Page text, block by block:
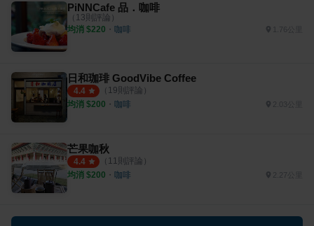
PiNNCafe 品．咖啡
（ 13則評論）
均消 $220 ・ 咖啡
日和珈琲 GoodVibe Coffee
4.4 （ 19則評論）
均消 $200 ・ 咖啡
芒果咖秋
4.4 （ 11 則評論）
均消 $200 ・ 咖啡